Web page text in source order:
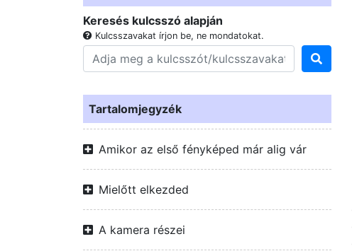
Keresés kulcsszó alapján
Kulcsszavakat írjon be, ne mondatokat.
Tartalomjegyzék
Amikor az első fényképed már alig vár
Mielőtt elkezded
A kamera részei